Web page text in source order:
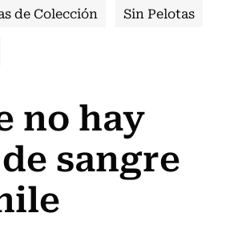
de Colección
Sin Pelotas
no hay
sangre